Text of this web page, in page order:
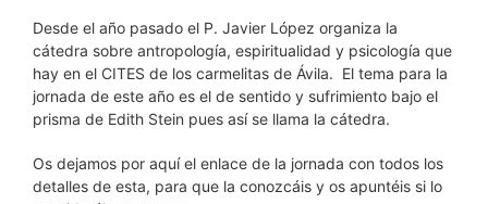
Desde el año pasado el P. Javier López organiza la
cátedra sobre antropología, espiritualidad y psicología que
hay en el CITES de los carmelitas de Ávila. El tema para la
jornada de este año es el de sentido y sufrimiento bajo el
prisma de Edith Stein pues así se llama la cátedra.
Os dejamos por aquí el enlace de la jornada con todos los
detalles de esta, para que la conozcáis y os apuntéis si lo